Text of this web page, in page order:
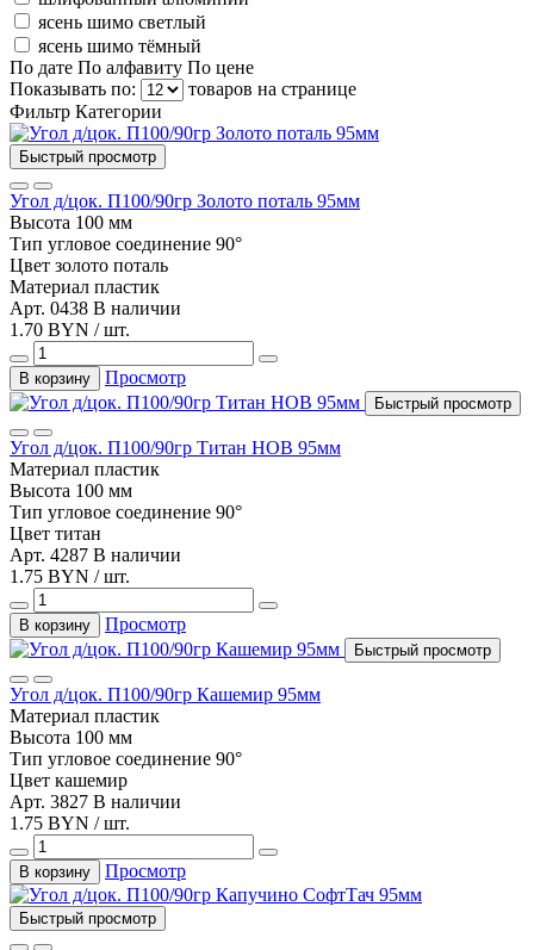
ясень шимо светлый
ясень шимо тёмный
По дате По алфавиту По цене
Показывать по:
товаров на странице
Фильтр Категории
Быстрый просмотр
Угол д/цок. П100/90гр Золото поталь 95мм
Высота 100 мм
Тип угловое соединение 90°
Цвет золото поталь
Материал пластик
Арт. 0438 В наличии
1.70 BYN / шт.
В корзину Просмотр
Быстрый просмотр
Угол д/цок. П100/90гр Титан НОВ 95мм
Материал пластик
Высота 100 мм
Тип угловое соединение 90°
Цвет титан
Арт. 4287 В наличии
1.75 BYN / шт.
В корзину Просмотр
Быстрый просмотр
Угол д/цок. П100/90гр Кашемир 95мм
Материал пластик
Высота 100 мм
Тип угловое соединение 90°
Цвет кашемир
Арт. 3827 В наличии
1.75 BYN / шт.
В корзину Просмотр
Быстрый просмотр